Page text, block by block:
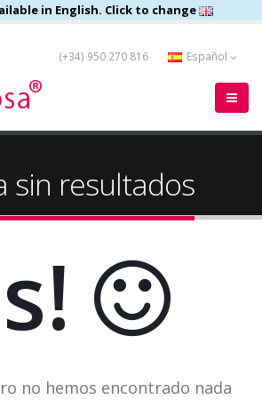
in English. Click to change
(+34) 950 270 816 Español
sin resultados
no hemos encontrado nada